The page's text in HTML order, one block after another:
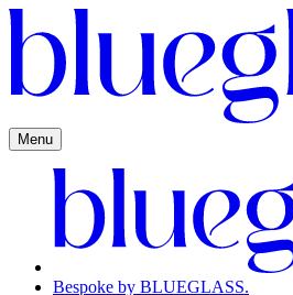
Menu
Bespoke by BLUEGLASS.